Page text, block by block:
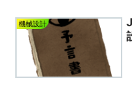
機械設計